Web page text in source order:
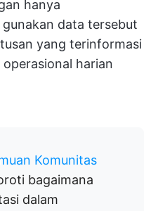
hanya
data tersebut
yang terinformasi
harian
Komunitas
bagaimana
dalam